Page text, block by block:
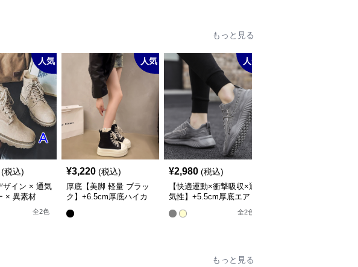
もっと見る
人気
(税込)
ザイン × 通気
× 異素材
厚底 メン
トブーツ
全2色
人気
¥3,220 (税込)
厚底【美脚 軽量 ブラッ
ク】+6.5cm厚底ハイカ
人気
¥2,980 (税込)
【快適運動×衝撃吸収×通
気性】+5.5cm厚底エア
ークッションスニーカー
全2色
もっと見る